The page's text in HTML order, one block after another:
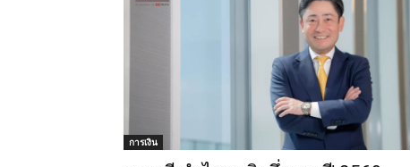
การเงิน